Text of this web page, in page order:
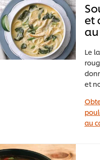
et
Le
et
au